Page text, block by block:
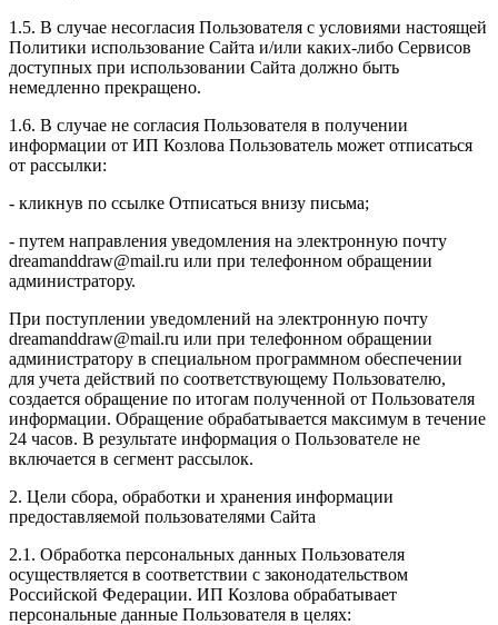
1.5. В случае несогласия Пользователя с условиями настоящей
Политики использование Сайта и/или каких-либо Сервисов
доступных при использовании Сайта должно быть
немедленно прекращено.
1.6. В случае не согласия Пользователя в получении
информации от ИП Козлова Пользователь может отписаться
от рассылки:
- кликнув по ссылке Отписаться внизу письма;
- путем направления уведомления на электронную почту
dreamanddraw@mail.ru или при телефонном обращении
администратору.
При поступлении уведомлений на электронную почту
dreamanddraw@mail.ru или при телефонном обращении
администратору в специальном программном обеспечении
для учета действий по соответствующему Пользователю,
создается обращение по итогам полученной от Пользователя
информации. Обращение обрабатывается максимум в течение
24 часов. В результате информация о Пользователе не
включается в сегмент рассылок.
2. Цели сбора, обработки и хранения информации
предоставляемой пользователями Сайта
2.1. Обработка персональных данных Пользователя
осуществляется в соответствии с законодательством
Российской Федерации. ИП Козловa обрабатывает
персональные данные Пользователя в целях: